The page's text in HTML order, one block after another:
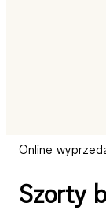
Online
Szorty